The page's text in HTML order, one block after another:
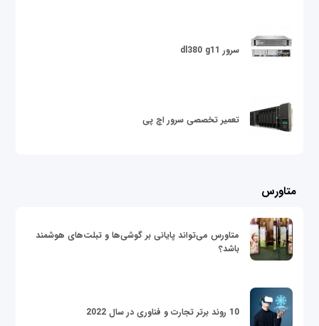
سرور dl380 g11
تعمیر تخصصی سرور اچ پی
متاورس
متاورس می‌تواند پایانی بر گوشی‌ها و تبلت‌های هوشمند
باشد؟
10 روند برتر تجارت و فناوری در سال 2022